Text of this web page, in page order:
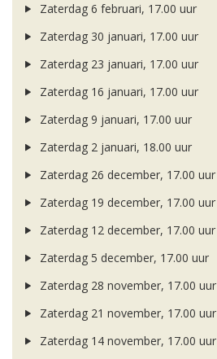
Zaterdag 6 februari, 17.00 uur
Zaterdag 30 januari, 17.00 uur
Zaterdag 23 januari, 17.00 uur
Zaterdag 16 januari, 17.00 uur
Zaterdag 9 januari, 17.00 uur
Zaterdag 2 januari, 18.00 uur
Zaterdag 26 december, 17.00 uur
Zaterdag 19 december, 17.00 uur
Zaterdag 12 december, 17.00 uur
Zaterdag 5 december, 17.00 uur
Zaterdag 28 november, 17.00 uur
Zaterdag 21 november, 17.00 uur
Zaterdag 14 november, 17.00 uur